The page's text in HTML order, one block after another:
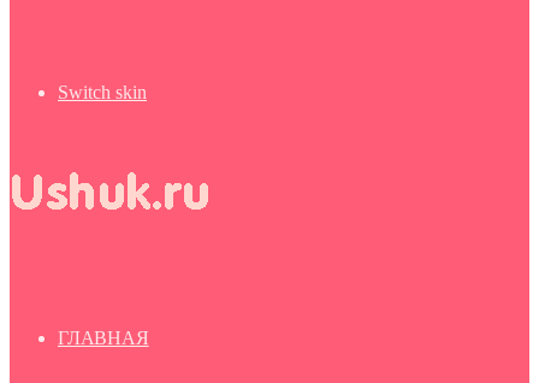
Switch skin
ГЛАВНАЯ